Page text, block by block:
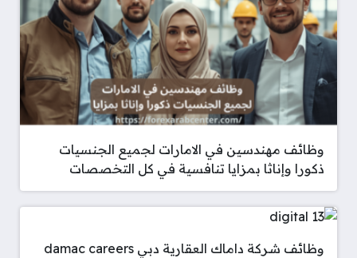
وظائف مهندسين في الامارات لجميع الجنسيات
ذكورا وإناثا بمزايا تنافسية في كل التخصصات
وظائف شركة داماك العقارية دبي damac careers